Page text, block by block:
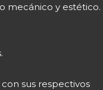
mecánico y estético.
sus respectivos